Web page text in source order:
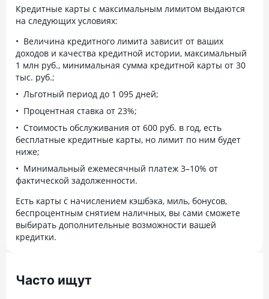
Кредитные карты с максимальным лимитом выдаются
на следующих условиях:
Величина кредитного лимита зависит от ваших
доходов и качества кредитной истории, максимальный
1 млн руб., минимальная сумма кредитной карты от 30
тыс. руб.;
Льготный период до 1 095 дней;
Процентная ставка от 23%;
Стоимость обслуживания от 600 руб. в год, есть
бесплатные кредитные карты, но лимит по ним будет
ниже;
Минимальный ежемесячный платеж 3–10% от
фактической задолженности.
Есть карты с начислением кэшбэка, миль, бонусов,
беспроцентным снятием наличных, вы сами сможете
выбирать дополнительные возможности вашей
кредитки.
Часто ищут